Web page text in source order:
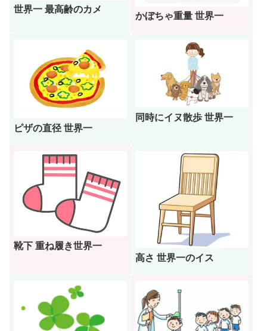
世界一 最高齢のカメ
かぼちゃ重量 世界一
ピザの直径 世界一
同時にイヌ散歩 世界一
靴下 重ね履き世界一
高さ 世界一のイス